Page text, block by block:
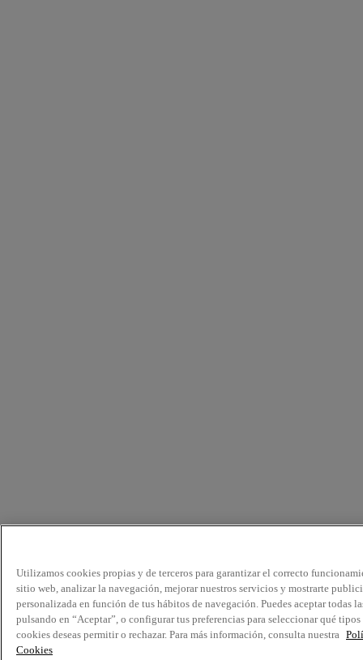
Utilizamos cookies propias y de terceros para garantizar el correcto
sitio web, analizar la navegación, mejorar nuestros servicios y mostrarte
personalizada en función de tus hábitos de navegación. Puedes aceptar todas
pulsando en “Aceptar”, o configurar tus preferencias para seleccionar qué tipos
cookies deseas permitir o rechazar. Para más información, consulta nuestra
Cookies